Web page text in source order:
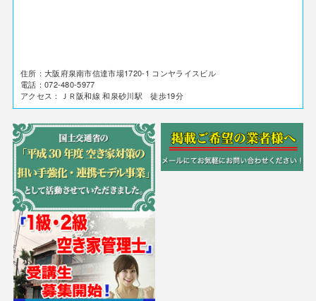
住所：大阪府泉南市信達市場1720-1 コンヤライスビル
電話：072-480-5977
アクセス：ＪＲ阪和線 和泉砂川駅 徒歩19分